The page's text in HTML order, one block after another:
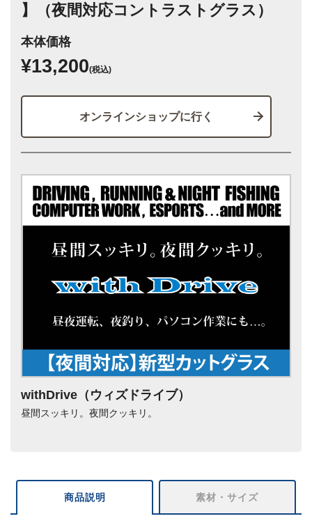
】（夜間対応コントラストグラス）
本体価格
¥13,200(税込)
オンラインショップに行く
withDrive（ウィズドライブ）
昼間スッキリ。夜間クッキリ。
商品説明 素材・サイズ